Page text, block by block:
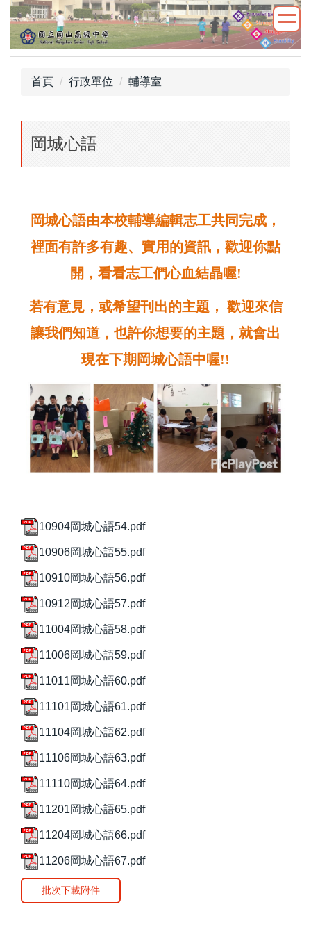
跳
到
要
首頁 行政單位 輔導室
岡城心語
岡城心語由本校輔導編輯志工共同完成，
裡面有許多有趣、實用的資訊， 歡迎你點
開，看看志工們心血結晶喔!
若有意見，或希望刊出的主題， 歡迎來信
讓我們知道， 也許你想要的主題，就會出
現在下期岡城心語中喔!!
10904岡城心語54.pdf
10906岡城心語55.pdf
10910岡城心語56.pdf
10912岡城心語57.pdf
11004岡城心語58.pdf
11006岡城心語59.pdf
11011岡城心語60.pdf
11101岡城心語61.pdf
11104岡城心語62.pdf
11106岡城心語63.pdf
11110岡城心語64.pdf
11201岡城心語65.pdf
11204岡城心語66.pdf
11206岡城心語67.pdf
批次下載附件